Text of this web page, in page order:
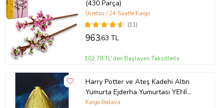
(430 Parça)
(11)
Ücretsiz / 24 Saatte Kargo
963,63 TL
102,78 TL'den Başlayan Taksitlerle
Harry Potter ve Ateş Kadehi Altın
Yumurta Ejderha Yumurtası YENİ
VERSİYON (GERÇEK BOY)
Kargo Bedava